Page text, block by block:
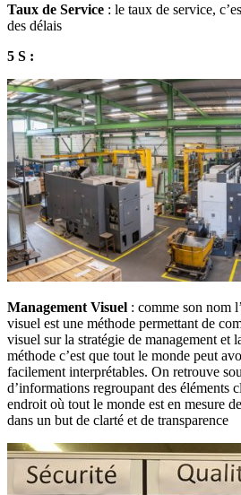
Taux de Service : le taux de service,
des délais
5 S :
Management Visuel : comme son nom
visuel est une méthode permettant de
visuel sur la stratégie de management et
méthode c’est que tout le monde peut
facilement interprétables. On retrouve
d’informations regroupant des éléments
endroit où tout le monde est en mesure
dans un but de clarté et de transparence